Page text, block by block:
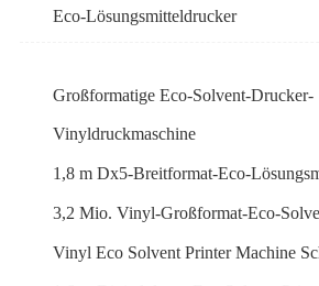
Eco-Lösungsmitteldrucker
Großformatige Eco-Solvent-Drucker-
Vinyldruckmaschine
1,8 m Dx5-Breitformat-Eco-
3,2 Mio. Vinyl-Großformat-Eco-
Vinyl Eco Solvent Printer Machine